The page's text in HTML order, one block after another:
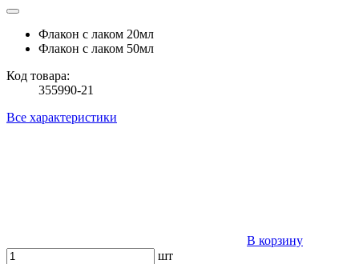
Флакон с лаком 20мл
Флакон с лаком 50мл
Код товара:
355990-21
Все характеристики
В корзину
шт